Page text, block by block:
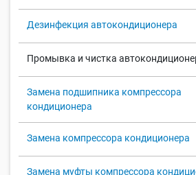
Дезинфекция автокондиционера
Промывка и чистка
Замена подшипника компрессора
кондиционера
Замена компрессора кондиционера
Замена муфты компрессора